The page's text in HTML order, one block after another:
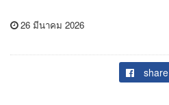
26 มีนาคม 2026
share